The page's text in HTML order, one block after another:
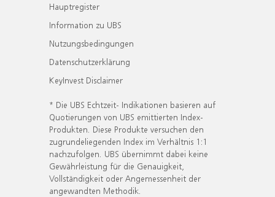
Hauptregister
Information zu UBS
Nutzungsbedingungen
Datenschutzerklärung
KeyInvest Disclaimer
* Die UBS Echtzeit- Indikationen basieren auf
Quotierungen von UBS emittierten Index-
Produkten. Diese Produkte versuchen den
zugrundeliegenden Index im Verhältnis 1:1
nachzufolgen. UBS übernimmt dabei keine
Gewährleistung für die Genauigkeit,
Vollständigkeit oder Angemessenheit der
angewandten Methodik.